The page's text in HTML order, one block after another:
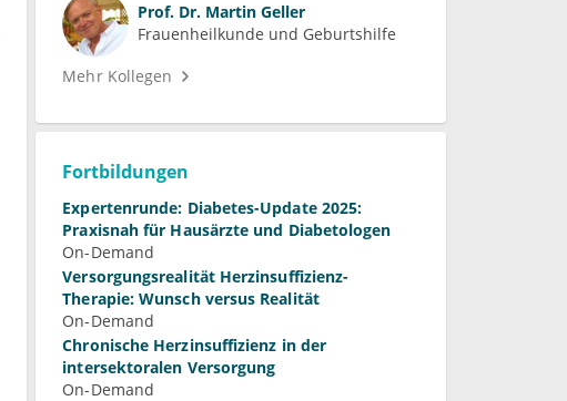
Prof. Dr. Martin Geller
Frauenheilkunde und Geburtshilfe
Mehr Kollegen
Fortbildungen
Expertenrunde: Diabetes-Update 2025:
Praxisnah für Hausärzte und Diabetologen
On-Demand
Versorgungsrealität Herzinsuffizienz-
Therapie: Wunsch versus Realität
On-Demand
Chronische Herzinsuffizienz in der
intersektoralen Versorgung
On-Demand